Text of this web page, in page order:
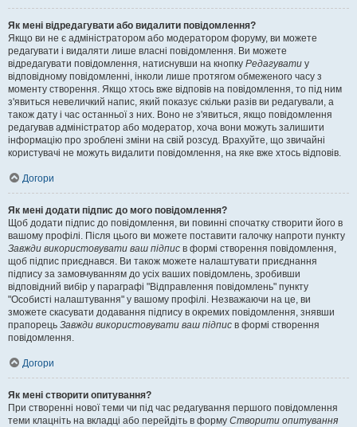
Як мені відредагувати або видалити повідомлення?
Якщо ви не є адміністратором або модератором форуму, ви можете
редагувати і видаляти лише власні повідомлення. Ви можете
відредагувати повідомлення, натиснувши на кнопку Редагувати у
відповідному повідомленні, інколи лише протягом обмеженого часу з
моменту створення. Якщо хтось вже відповів на повідомлення, то під ним
з'явиться невеличкий напис, який показує скільки разів ви редагували, а
також дату і час останньої з них. Воно не з'явиться, якщо повідомлення
редагував адміністратор або модератор, хоча вони можуть залишити
інформацію про зроблені зміни на свій розсуд. Врахуйте, що звичайні
користувачі не можуть видалити повідомлення, на яке вже хтось відповів.
Догори
Як мені додати підпис до мого повідомлення?
Щоб додати підпис до повідомлення, ви повинні спочатку створити його в
вашому профілі. Після цього ви можете поставити галочку напроти пункту
Завжди використовувати ваш підпис в формі створення повідомлення,
щоб підпис приєднався. Ви також можете налаштувати приєднання
підпису за замовчуванням до усіх ваших повідомлень, зробивши
відповідний вибір у параграфі "Відправлення повідомлень" пункту
"Особисті налаштування" у вашому профілі. Незважаючи на це, ви
зможете скасувати додавання підпису в окремих повідомлення, знявши
прапорець Завжди використовувати ваш підпис в формі створення
повідомлення.
Догори
Як мені створити опитування?
При створенні нової теми чи під час редагування першого повідомлення
теми клацніть на вкладці або перейдіть в форму Створити опитування